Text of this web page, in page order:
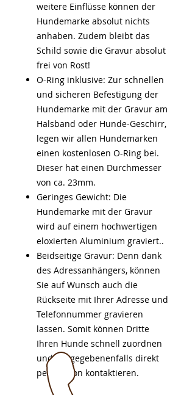
weitere Einflüsse können der
Hundemarke absolut nichts
anhaben. Zudem bleibt das
Schild sowie die Gravur absolut
frei von Rost!
O-Ring inklusive: Zur schnellen
und sicheren Befestigung der
Hundemarke mit der Gravur am
Halsband oder Hunde-Geschirr,
legen wir allen Hundemarken
einen kostenlosen O-Ring bei.
Dieser hat einen Durchmesser
von ca. 23mm.
Geringes Gewicht: Die
Hundemarke mit der Gravur
wird auf einem hochwertigen
eloxierten Aluminium graviert..
Beidseitige Gravur: Denn dank
des Adressanhängers, können
Sie auf Wunsch auch die
Rückseite mit Ihrer Adresse und
Telefonnummer gravieren
lassen. Somit können Dritte
Ihren Hunde schnell zuordnen
und Sie gegebenenfalls direkt
per Telefon kontaktieren.